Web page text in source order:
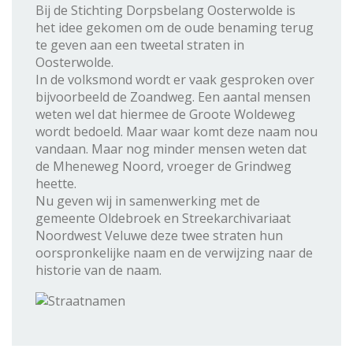
Bij de Stichting Dorpsbelang Oosterwolde is
het idee gekomen om de oude benaming terug
te geven aan een tweetal straten in
Oosterwolde.
In de volksmond wordt er vaak gesproken over
bijvoorbeeld de Zoandweg. Een aantal mensen
weten wel dat hiermee de Groote Woldeweg
wordt bedoeld. Maar waar komt deze naam nou
vandaan. Maar nog minder mensen weten dat
de Mheneweg Noord, vroeger de Grindweg
heette.
Nu geven wij in samenwerking met de
gemeente Oldebroek en Streekarchivariaat
Noordwest Veluwe deze twee straten hun
oorspronkelijke naam en de verwijzing naar de
historie van de naam.